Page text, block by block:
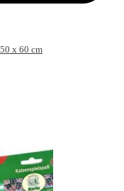
x 60 cm